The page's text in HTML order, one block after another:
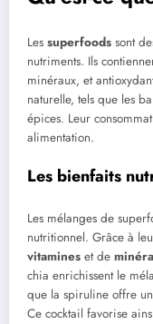
Les superfoods sont
nutriments. Ils
minéraux, et
naturelle, tels que les
épices. Leur
alimentation.
Les bienfaits
Les mélanges de
nutritionnel. Grâce à
vitamines et de
chia enrichissent le
que la spiruline offre
Ce cocktail favorise